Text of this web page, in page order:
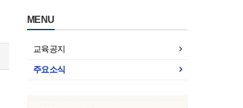
MENU
교육공지
주요소식